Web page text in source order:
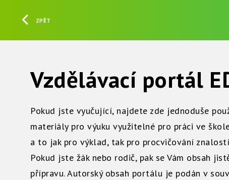
ZPĚT
Vzdělávací portál
Pokud jste vyučující, najdete zde jednoduše
materiály pro výuku využitelné pro práci ve
a to jak pro výklad, tak pro procvičování
Pokud jste žák nebo rodič, pak se Vám obsah
přípravu. Autorský obsah portálu je podán v